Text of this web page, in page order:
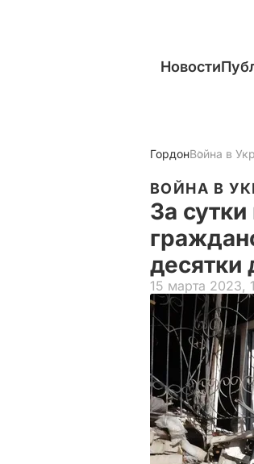
Новости
ГордонВойна в
ВОЙНА В
За
15 марта 2023,